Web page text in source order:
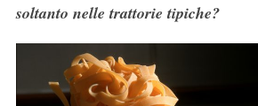
soltanto nelle trattorie tipiche?